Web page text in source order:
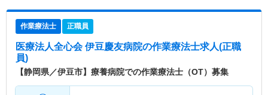
作業療法士 正職員
医療法人全心会 伊豆慶友病院の作業療法士求人(正職
員)
【静岡県／伊豆市】療養病院での作業療法士（OT）募集